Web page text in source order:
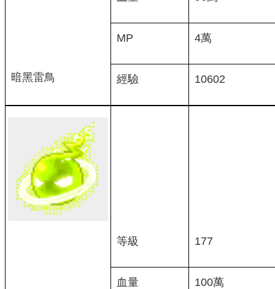
暗黑雷鳥
MP 4萬
經驗 10602
等級 177
血量 100萬